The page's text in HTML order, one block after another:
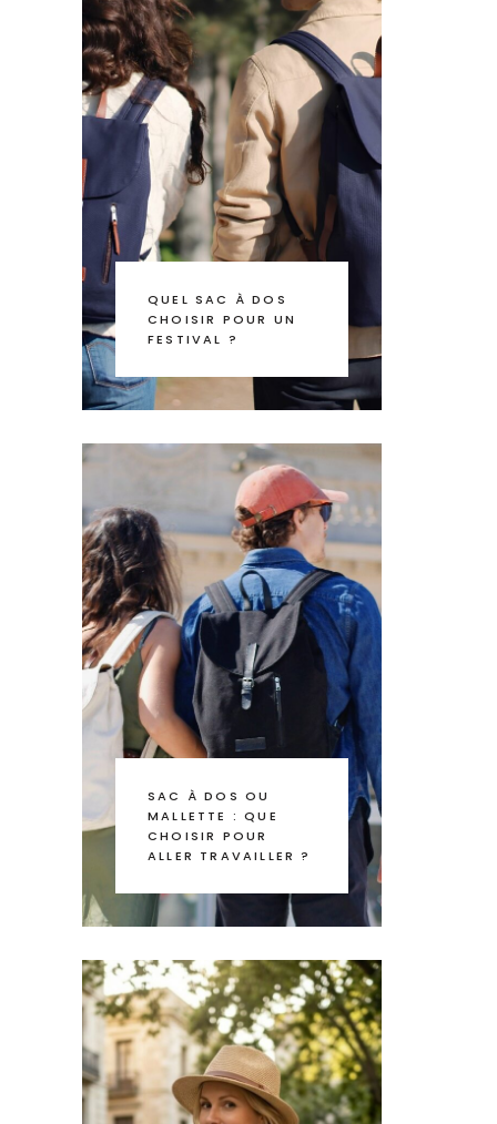
QUEL SAC À DOS
CHOISIR POUR UN
FESTIVAL ?
SAC À DOS OU
MALLETTE : QUE
CHOISIR POUR
ALLER TRAVAILLER ?